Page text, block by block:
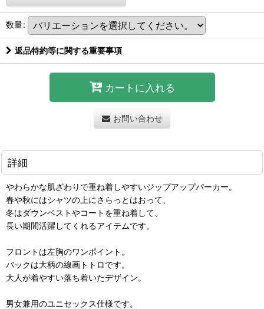
数量:
返品特約等に関する重要事項
カートに入れる
お問い合わせ
詳細
やわらかな肌ざわりで重ね着しやすいジップアップパーカー。
春や秋にはシャツの上にさらっとはおって、
冬はダウンベストやコートを重ね着して、
長い期間活躍してくれるアイテムです。
フロントは左胸のワンポイント。
バックは大柄の線画トトロです。
大人が着やすい落ち着いたデザイン。
男女兼用のユニセックス仕様です。